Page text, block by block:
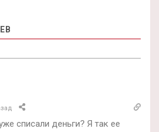
списали деньги? Я так ее